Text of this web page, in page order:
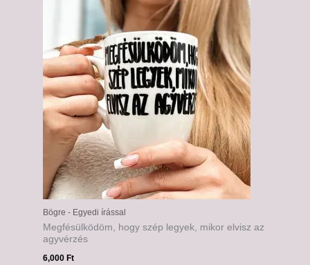
Bögre - Egyedi írással
Megfésülködöm, hogy szép legyek, mikor elvisz az
agyvérzés
6,000 Ft